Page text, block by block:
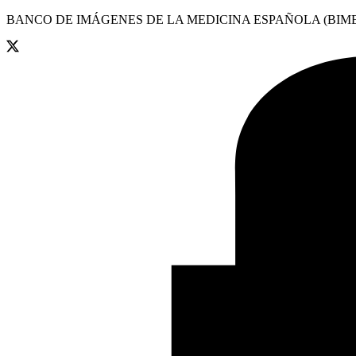
BANCO DE IMÁGENES DE LA MEDICINA ESPAÑOLA